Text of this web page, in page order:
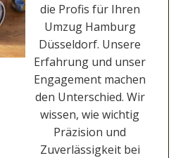
die Profis für Ihren
Umzug Hamburg
Düsseldorf. Unsere
Erfahrung und unser
Engagement machen
den Unterschied. Wir
wissen, wie wichtig
Präzision und
Zuverlässigkeit bei